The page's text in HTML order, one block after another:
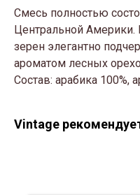
Смесь полностью
Центральной
зерен элегантно
ароматом лесных
Состав: арабика 100%,
Vintage